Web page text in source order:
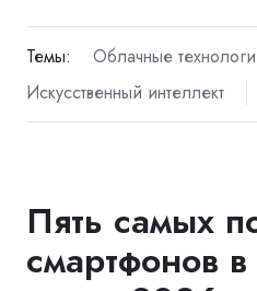
Темы: Облачные
Искусственный интеллект
Пять самых
смартфонов